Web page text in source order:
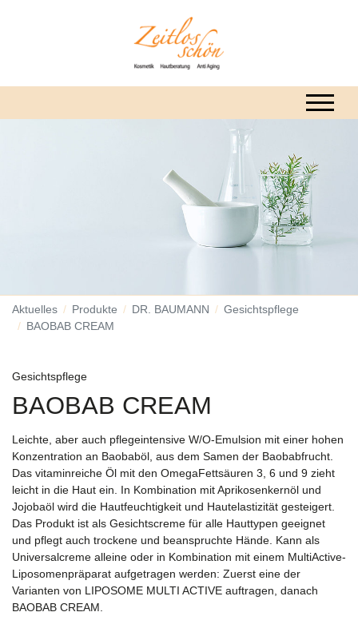
Aktuelles Produkte DR. BAUMANN
Gesichtspflege
BAOBAB CREAM
Gesichtspflege
BAOBAB CREAM
Leichte, aber auch pflegeintensive W/O-Emulsion mit einer hohen
Konzentration an Baobaböl, aus dem Samen der Baobabfrucht.
Das vitaminreiche Öl mit den OmegaFettsäuren 3, 6 und 9 zieht
leicht in die Haut ein. In Kombination mit Aprikosenkernöl und
Jojobaöl wird die Hautfeuchtigkeit und Hautelastizität gesteigert.
Das Produkt ist als Gesichtscreme für alle Hauttypen geeignet
und pflegt auch trockene und beanspruchte Hände. Kann als
Universalcreme alleine oder in Kombination mit einem MultiActive-
Liposomenpräparat aufgetragen werden: Zuerst eine der
Varianten von LIPOSOME MULTI ACTIVE auftragen, danach
BAOBAB CREAM.